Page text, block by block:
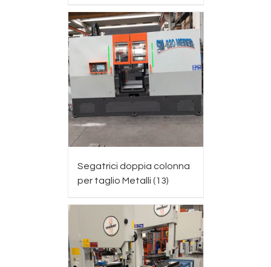
Segatrici doppia colonna
per taglio Metalli (13)